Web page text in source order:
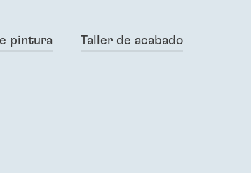
pintura Taller de acabado